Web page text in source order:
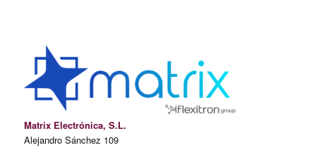
Matrix Electrónica, S.L.
Alejandro Sánchez 109